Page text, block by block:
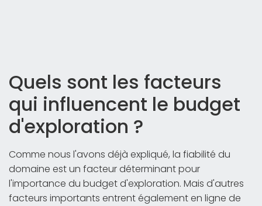
Quels sont les facteurs
qui influencent le budget
d'exploration ?
Comme nous l'avons déjà expliqué, la fiabilité du
domaine est un facteur déterminant pour
l'importance du budget d'exploration. Mais d'autres
facteurs importants entrent également en ligne de